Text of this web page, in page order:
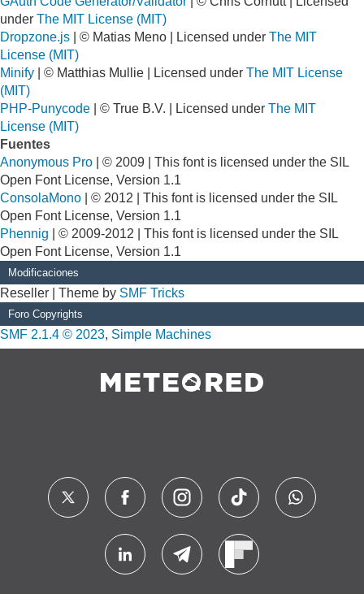
under The MIT License (MIT)
Dropzone.js | © Matias Meno | Licensed under The MIT
License (MIT)
Minify | © Matthias Mullie | Licensed under The MIT License
(MIT)
PHP-Punycode | © True B.V. | Licensed under The MIT
License (MIT)
Fuentes
Anonymous Pro | © 2009 | This font is licensed under the SIL
Open Font License, Version 1.1
ConsolaMono | © 2012 | This font is licensed under the SIL
Open Font License, Version 1.1
Phennig | © 2009-2012 | This font is licensed under the SIL
Open Font License, Version 1.1
Modificaciones
Reseller | Theme by SMF Tricks
Foro Copyrights
SMF 2.1.4 © 2023, Simple Machines